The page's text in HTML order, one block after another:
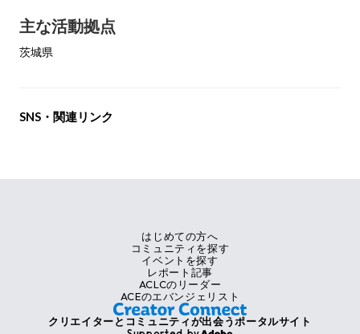
主な活動拠点
茨城県
SNS・関連リンク
クリエイターとコミュニティが出会うポータルサイト
はじめての方へ
コミュニティを探す
イベントを探す
レポート記事
ACLCのリーダー
ACEのエバンジェリスト